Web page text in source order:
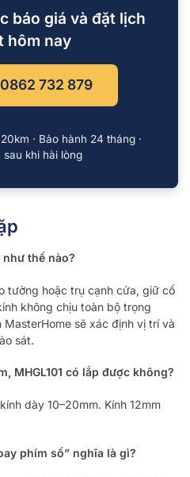
báo giá và đặt lịch
hôm nay
732 879
· Bảo hành 24 tháng ·
sau khi hài lòng
thế nào?
tường hoặc trụ cạnh cửa, giữ cố
không chịu toàn bộ trọng
sẽ xác định vị trí và
sát.
MHGL101 có lắp được không?
dày 10–20mm. Kính 12mm
phím số” nghĩa là gì?